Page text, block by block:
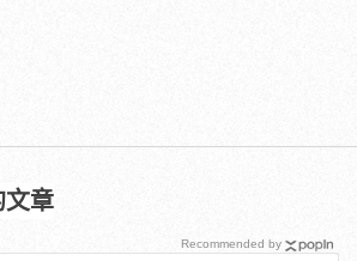
文章
Recommended by